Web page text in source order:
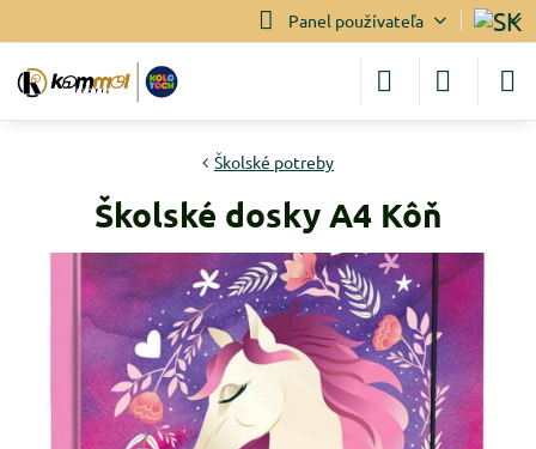
Panel používateľa
Školské potreby
Školské dosky A4 Kôň